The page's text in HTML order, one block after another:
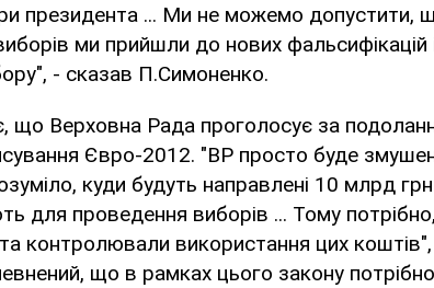
президента ... Ми не можемо допустити,
ми прийшли до нових
- сказав П.Симоненко.
що Верховна Рада проголосує за
Євро-2012. "ВР просто буде
куди будуть направлені 10 млрд
для проведення виборів ... Тому
контролювали використання цих коштів",
що в рамках цього закону